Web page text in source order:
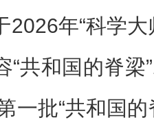
2026年“科学
“共和国的脊梁
一批“共和国